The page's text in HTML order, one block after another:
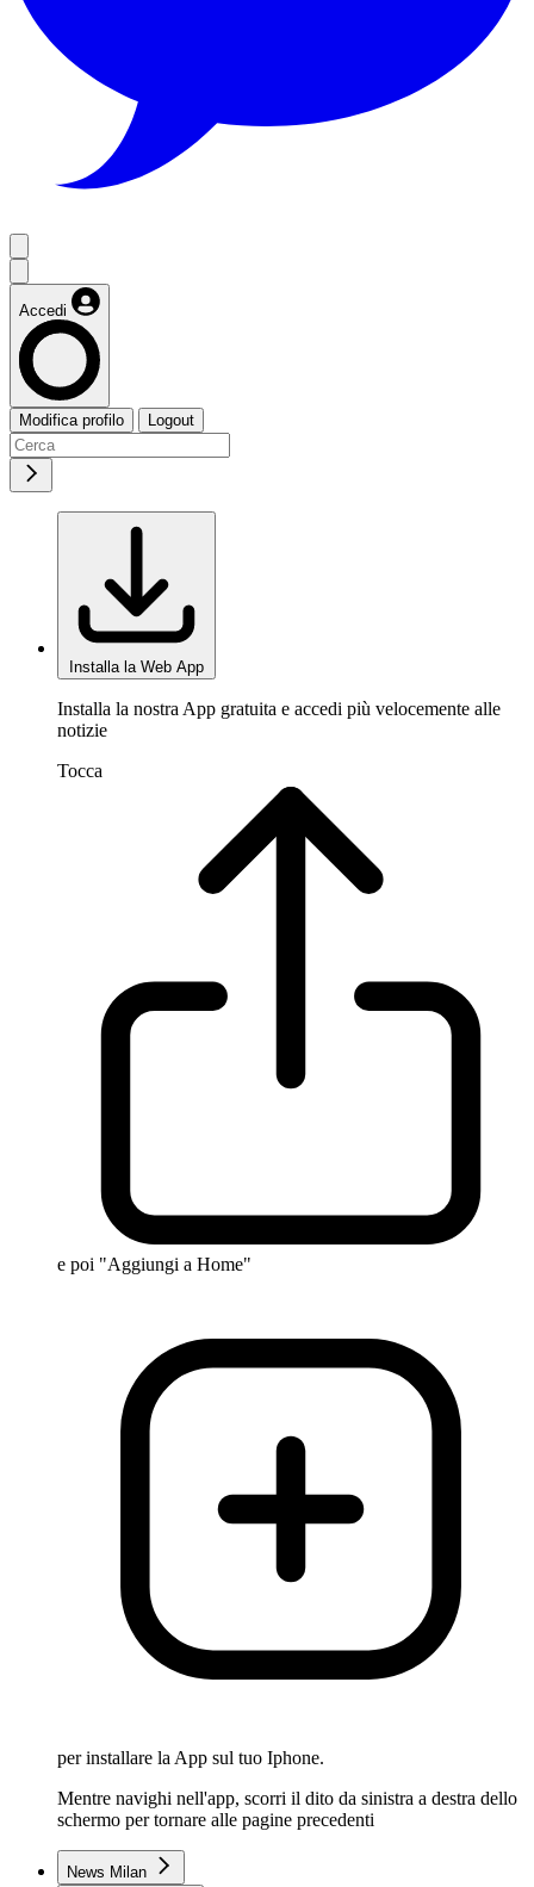
Accedi
Modifica profilo Logout
Installa la Web App
Installa la nostra App gratuita e accedi più velocemente alle
notizie
Tocca
e poi "Aggiungi a Home"
per installare la App sul tuo Iphone.
Mentre navighi nell'app, scorri il dito da sinistra a destra dello
schermo per tornare alle pagine precedenti
News Milan